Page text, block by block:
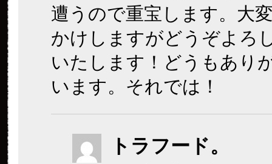
遭うので重宝します。大
かけしますがどうぞよろ
いたします！どうもあり
います。それでは！
トラフード。